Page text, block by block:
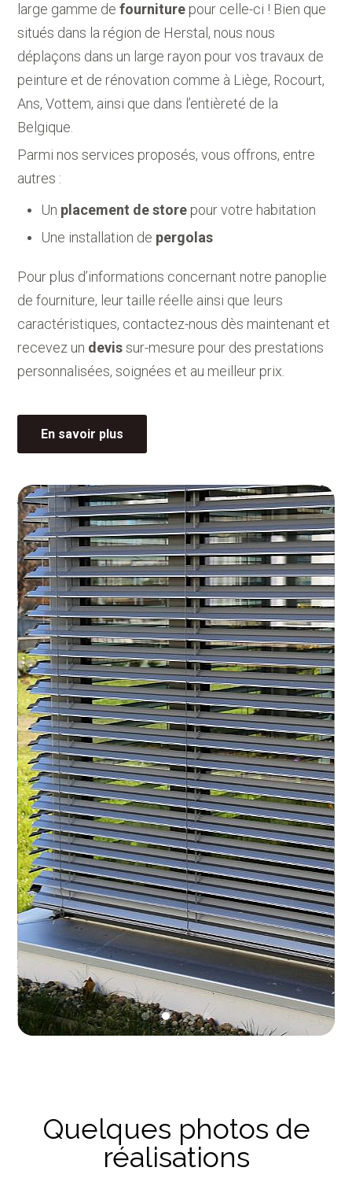
large gamme defourniture pour celle-ci ! Bien que
situés dans la région de Herstal, nous nous
déplaçons dans un large rayon pour vos travaux de
peinture et de rénovation comme à Liège, Rocourt,
Ans, Vottem, ainsi que dans l’entièreté de la
Belgique.
Parmi nos services proposés, vous offrons, entre
autres :
Un placement de store pour votre habitation
Une installation de pergolas
Pour plus d’informations concernant notre panoplie
de fourniture, leur taille réelle ainsi que leurs
caractéristiques, contactez-nous dès maintenant et
recevez un devissur-mesure pour des prestations
personnalisées, soignées et au meilleur prix.
En savoir plus
Quelques photos de
réalisations